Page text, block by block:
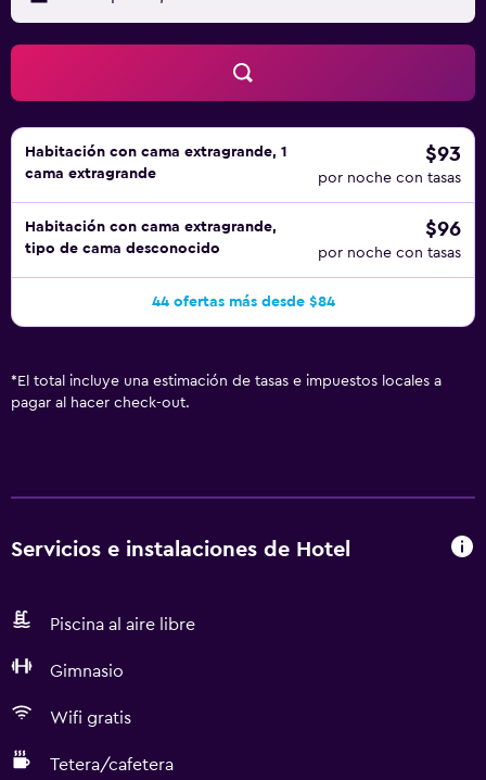
Habitación con cama extragrande, 1
cama extragrande
$93
por noche con tasas
Habitación con cama extragrande,
tipo de cama desconocido
$96
por noche con tasas
44 ofertas más desde $84
* El total incluye una estimación de tasas e impuestos locales a
pagar al hacer check-out.
Servicios e instalaciones de Hotel
Piscina al aire libre
Gimnasio
Wifi gratis
Tetera/cafetera